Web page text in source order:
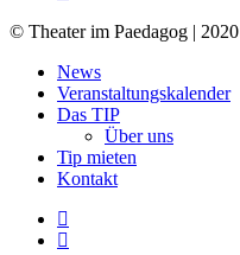
© Theater im Paedagog | 2020
Close
Menu
News
Veranstaltungskalender
Das TIP
Über uns
Tip mieten
Kontakt
facebook
youtube